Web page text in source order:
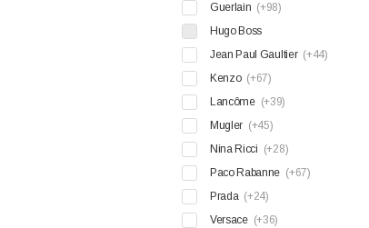
Guerlain (+98)
Hugo Boss
Jean Paul Gaultier (+44)
Kenzo (+67)
Lancôme (+39)
Mugler (+45)
Nina Ricci (+28)
Paco Rabanne (+67)
Prada (+24)
Versace (+36)